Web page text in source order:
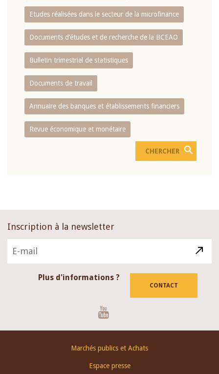
Etudes réalisées dans le secteur de la microfinance
Documents d’études et de recherche de la BCEAO
Bulletin trimestriel de statistiques
Documents de travail
Annuaire des banques et établissements financiers
Revue économique et monétaire
Inscription à la newsletter
Plus d'informations ?
CONTACT
Marchés publics et Achats
Espace presse